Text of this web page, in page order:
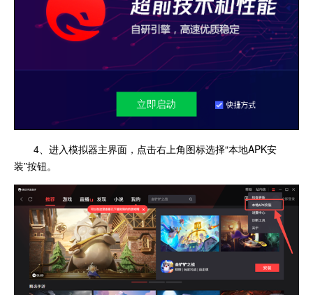
4、进入模拟器主界面，点击右上角图标选择“本地APK安
装”按钮。